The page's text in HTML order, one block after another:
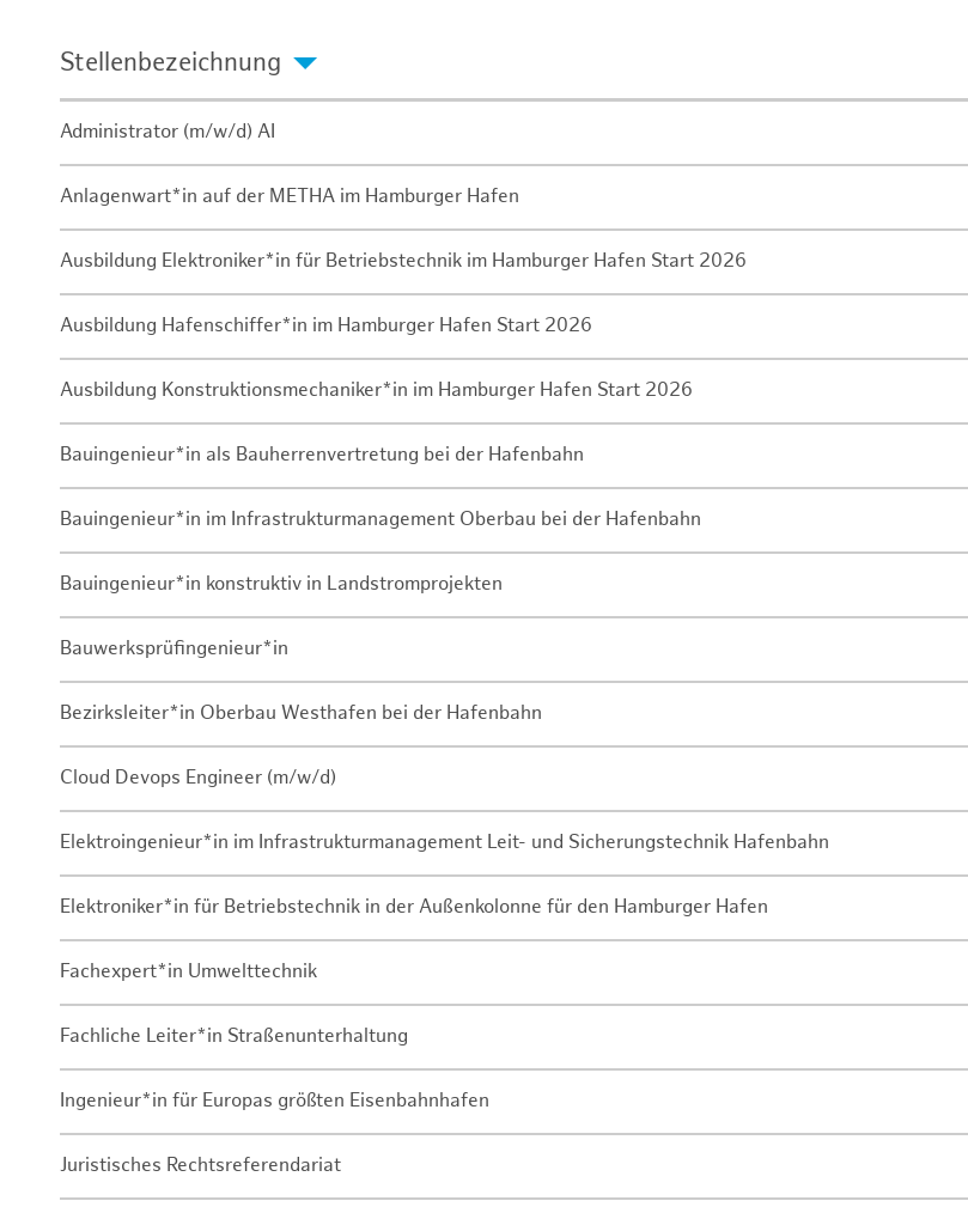
Stellenbezeichnung
Administrator (m/w/d) AI
Anlagenwart*in auf der METHA im Hamburger Hafen
Ausbildung Elektroniker*in für Betriebstechnik im Hamburger Hafen Start 2026
Ausbildung Hafenschiffer*in im Hamburger Hafen Start 2026
Ausbildung Konstruktionsmechaniker*in im Hamburger Hafen Start 2026
Bauingenieur*in als Bauherrenvertretung bei der Hafenbahn
Bauingenieur*in im Infrastrukturmanagement Oberbau bei der Hafenbahn
Bauingenieur*in konstruktiv in Landstromprojekten
Bauwerksprüfingenieur*in
Bezirksleiter*in Oberbau Westhafen bei der Hafenbahn
Cloud Devops Engineer (m/w/d)
Elektroingenieur*in im Infrastrukturmanagement Leit- und Sicherungstechnik Hafenbahn
Elektroniker*in für Betriebstechnik in der Außenkolonne für den Hamburger Hafen
Fachexpert*in Umwelttechnik
Fachliche Leiter*in Straßenunterhaltung
Ingenieur*in für Europas größten Eisenbahnhafen
Juristisches Rechtsreferendariat